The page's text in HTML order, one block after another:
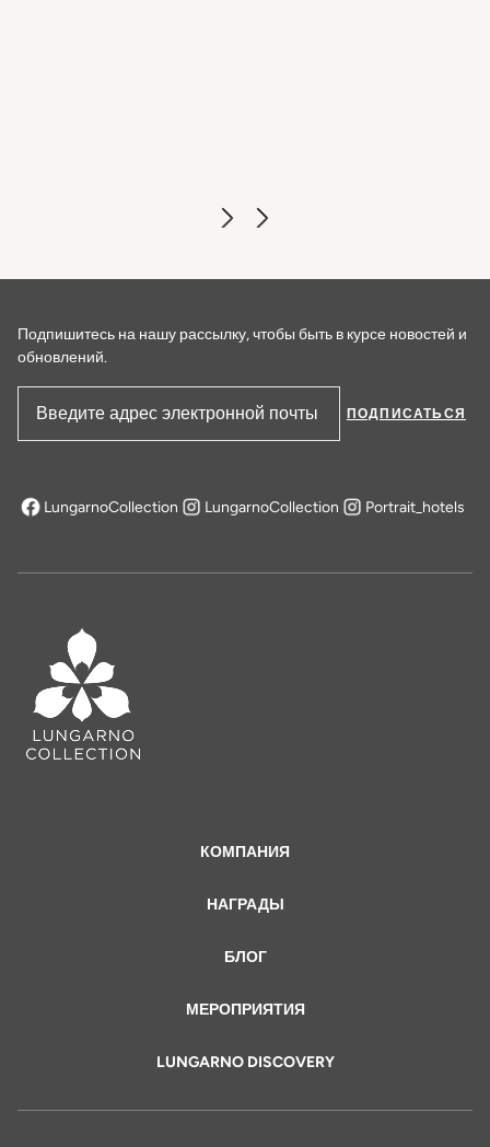
КОМПАНИЯ
НАГРАДЫ
БЛОГ
МЕРОПРИЯТИЯ
LUNGARNO DISCOVERY
Подпишитесь на нашу рассылку, чтобы быть в курсе новостей и
обновлений.
Адрес электронной почты
ПОДПИСАТЬСЯ
LungarnoCollection
открывается в новой вкладке
LungarnoCollection Portrait_hotels